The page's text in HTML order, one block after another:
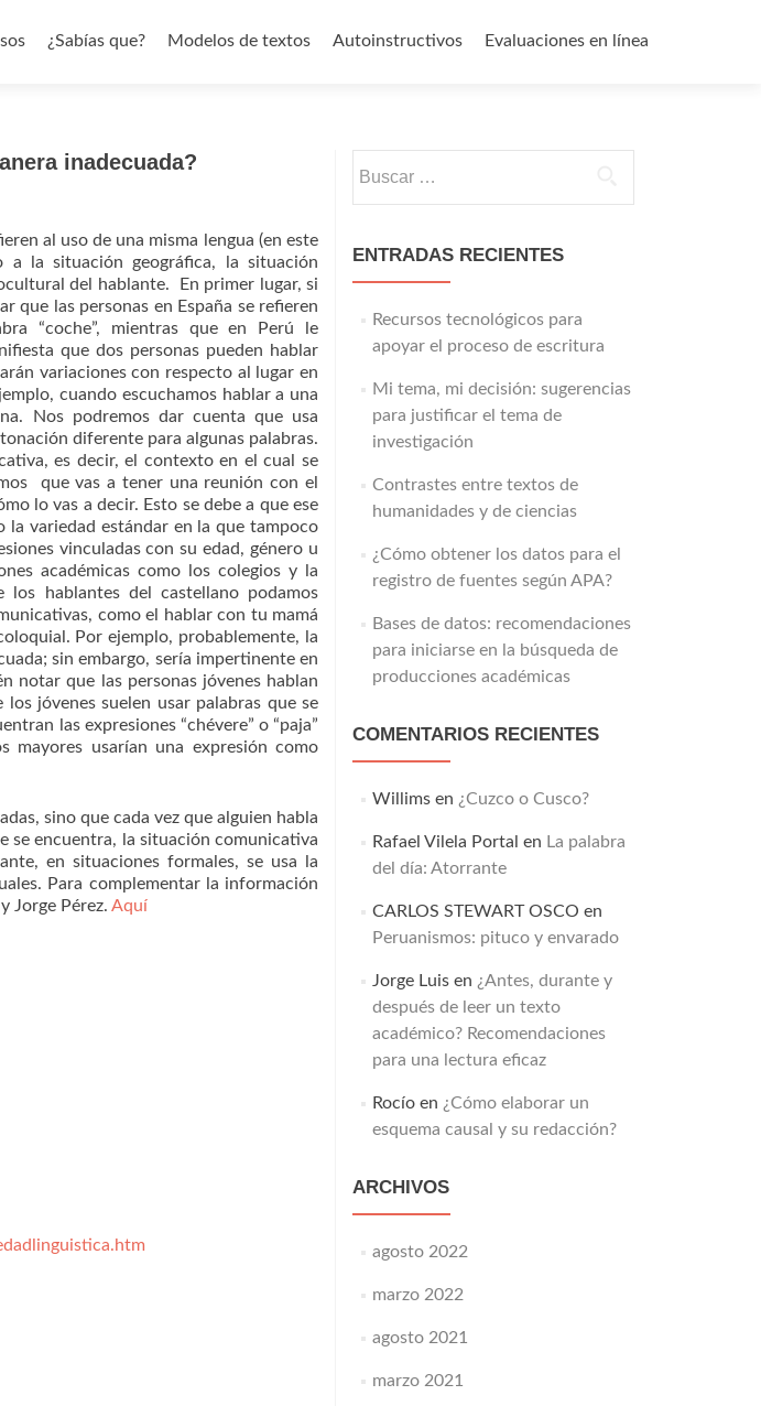
¿Sabías que? Modelos de textos Autoinstructivos Evaluaciones en línea
inadecuada?
al uso de una misma lengua (en este
a la situación geográfica, la situación
del hablante.
En primer lugar, si
que las personas en España se refieren
“coche”, mientras que en Perú le
que dos personas pueden hablar
variaciones con respecto al lugar en
cuando escuchamos hablar a una
Nos podremos dar cuenta que usa
diferente para algunas palabras.
es decir, el contexto en el cual se
que vas a tener una reunión con el
lo vas a decir. Esto se debe a que ese
variedad estándar en la que tampoco
vinculadas con su edad, género u
académicas como los colegios y la
los hablantes del castellano podamos
como el hablar con tu mamá
Por ejemplo, probablemente, la
sin embargo, sería impertinente en
notar que las personas jóvenes hablan
jóvenes suelen usar palabras que se
las expresiones “chévere” o “paja”
usarían una expresión como
sino que cada vez que alguien habla
se encuentra, la situación comunicativa
en situaciones formales, se usa la
Para complementar la información
Jorge Pérez. Aquí
ENTRADAS RECIENTES
Recursos tecnológicos para
apoyar el proceso de escritura
Mi tema, mi decisión: sugerencias
para justificar el tema de
investigación
Contrastes entre textos de
humanidades y de ciencias
¿Cómo obtener los datos para el
registro de fuentes según APA?
Bases de datos: recomendaciones
para iniciarse en la búsqueda de
producciones académicas
COMENTARIOS RECIENTES
Willimsen ¿Cuzco o Cusco?
Rafael Vilela Portal en La palabra
del día: Atorrante
CARLOS STEWART OSCO en
Peruanismos: pituco y envarado
Jorge Luisen ¿Antes, durante y
después de leer un texto
académico? Recomendaciones
para una lectura eficaz
Rocíoen ¿Cómo elaborar un
esquema causal y su redacción?
ARCHIVOS
agosto 2022
marzo 2022
agosto 2021
marzo 2021